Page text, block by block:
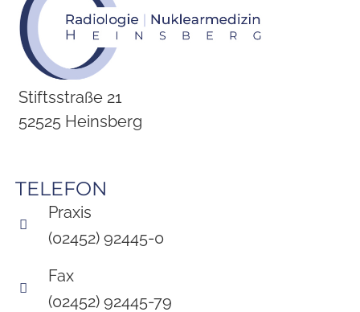
Stiftsstraße 21
52525 Heinsberg
TELEFON
Praxis
(02452) 92445-0
Fax
(02452) 92445-79